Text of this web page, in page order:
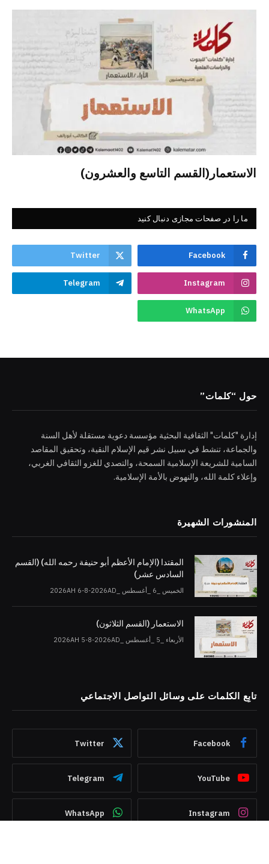
الاستعمار(القسم التاسع والعشرون)
ما را در صفحات مجازی دنبال کنید
Facebook
Twitter
Instagram
Telegram
WhatsApp
حول “كلمات”
إدارة "كلمات" الثقافية البحثية مؤسسة دعوية مستقلة لأهل السنة
والجماعة، تنشط في سبيل نشر قيم الإسلام النقية، وتحقيق المقاصد
السامية للشريعة الإسلامية السمحة، والتصدي للغزو الثقافي الغربي،
وإعلاء كلمة الله، والنهوض بالأمة الإسلامية.
المنشورات الشهيرة
المقتدا (الإمام الأعظم أبو حنيفة رحمه الله) (القسم
السادس عشر)
الخميس _6 _أغسطس _2026AH 6-8-2026AD
الاستعمار (القسم الثلاثون)
الأربعاء _5 _أغسطس _2026AH 5-8-2026AD
تابِع الكلمات على وسائل التواصل الاجتماعي
Facebook
Twitter
YouTube
Telegram
Instagram
WhatsApp